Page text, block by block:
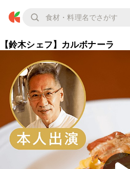
【鈴木シェフ】カルボナーラ